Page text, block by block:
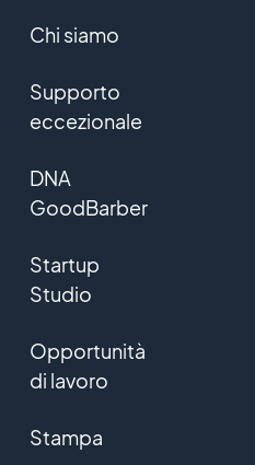
Chi siamo
Supporto
eccezionale
DNA
GoodBarber
Startup
Studio
Opportunità
di lavoro
Stampa